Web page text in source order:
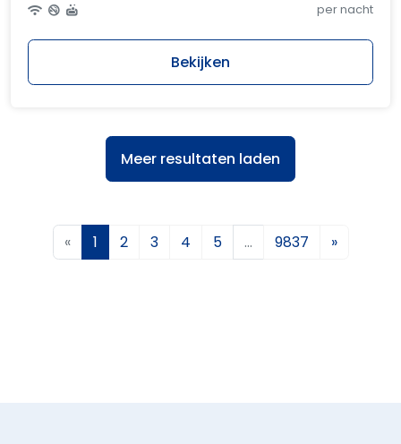
per nacht
Bekijken
Meer resultaten laden
« 1 2 3 4 5 … 9837 »